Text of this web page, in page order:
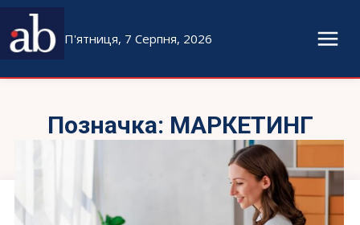
П'ятниця, 7 Серпня, 2026
Позначка: МАРКЕТИНГ